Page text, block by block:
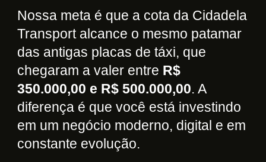
Nossa meta é que a cota da Cidadela
Transport alcance o mesmo patamar
das antigas placas de táxi, que
chegaram a valer entre R$
350.000,00 e R$ 500.000,00. A
diferença é que você está investindo
em um negócio moderno, digital e em
constante evolução.